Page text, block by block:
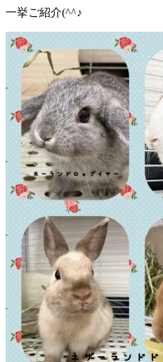
一挙ご紹介(^^♪